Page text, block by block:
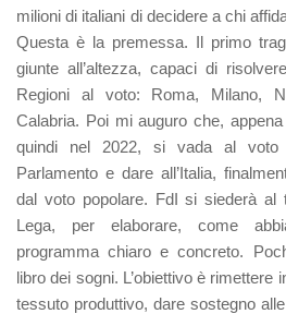
milioni di italiani di decidere a chi
Questa è la premessa. Il primo
giunte all’altezza, capaci di
Regioni al voto: Roma, Milano,
Calabria. Poi mi auguro che,
quindi nel 2022, si vada al voto
Parlamento e dare all’Italia,
dal voto popolare. FdI si siederà al
Lega, per elaborare, come
programma chiaro e concreto.
libro dei sogni. L’obiettivo è rimettere
tessuto produttivo, dare sostegno